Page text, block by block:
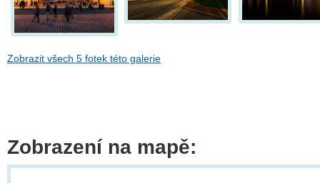
Zobrazit všech 5 fotek této galerie
Zobrazení na mapě: